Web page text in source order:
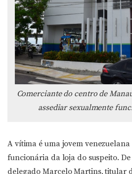
Comerciante do centro de
assediar sexualmente
A vítima é uma jovem venezuelana
funcionária da loja do suspeito.
delegado Marcelo Martins, titular